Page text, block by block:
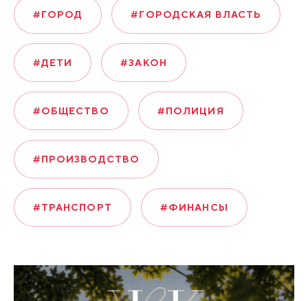
#ГОРОД #ГОРОДСКАЯ ВЛАСТЬ
#ДЕТИ #ЗАКОН
#ОБЩЕСТВО #ПОЛИЦИЯ
#ПРОИЗВОДСТВО
#ТРАНСПОРТ #ФИНАНСЫ